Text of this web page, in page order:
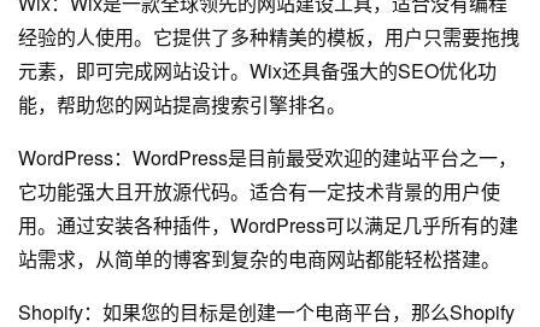
经验的人使用。它提供了多种精美的模板，用户只需要拖拽
元素，即可完成网站设计。Wix还具备强大的SEO优化功
能，帮助您的网站提高搜索引擎排名。
WordPress：WordPress是目前最受欢迎的建站平台之一，
它功能强大且开放源代码。适合有一定技术背景的用户使
用。通过安装各种插件，WordPress可以满足几乎所有的建
站需求，从简单的博客到复杂的电商网站都能轻松搭建。
Shopify：如果您的目标是创建一个电商平台，那么Shopify